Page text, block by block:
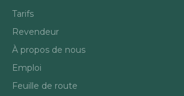
Tarifs
Revendeur
À propos de nous
Emploi
Feuille de route